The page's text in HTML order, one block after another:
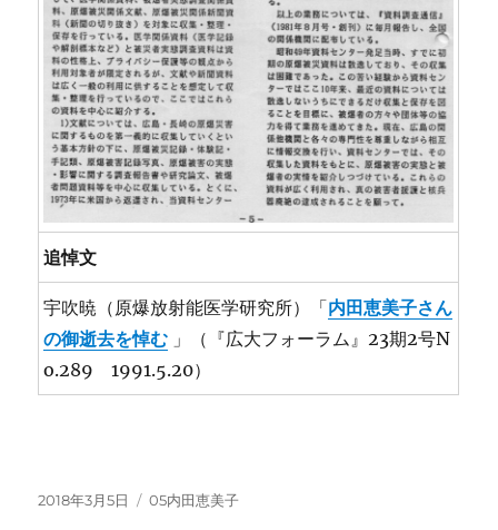
追悼文
宇吹暁（原爆放射能医学研究所）「内田恵美子さん
の御逝去を悼む 」（『広大フォーラム』23期2号N
o.289 1991.5.20）
投
2018年3月5日
カ
05内田恵美子